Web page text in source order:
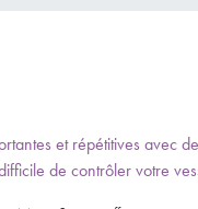
et répétitives avec
de contrôler votre